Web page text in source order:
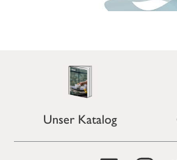
Unser Katalog